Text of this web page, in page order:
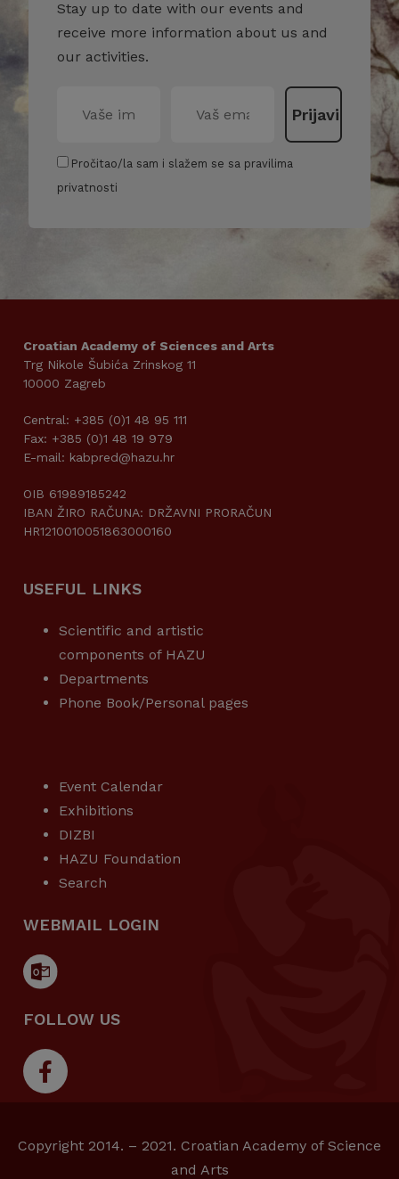
Stay up to date with our events and
receive more information about us and
our activities.
Pročitao/la sam i slažem se sa pravilima
privatnosti
Croatian Academy of Sciences and Arts
Trg Nikole Šubića Zrinskog 11
10000 Zagreb
Central: +385 (0)1 48 95 111
Fax: +385 (0)1 48 19 979
E-mail: kabpred@hazu.hr
OIB 61989185242
IBAN ŽIRO RAČUNA: DRŽAVNI PRORAČUN
HR1210010051863000160
USEFUL LINKS
Scientific and artistic
components of HAZU
Departments
Phone Book/Personal pages
Event Calendar
Exhibitions
DIZBI
HAZU Foundation
Search
WEBMAIL LOGIN
FOLLOW US
Copyright 2014. – 2021. Croatian Academy of Science
and Arts